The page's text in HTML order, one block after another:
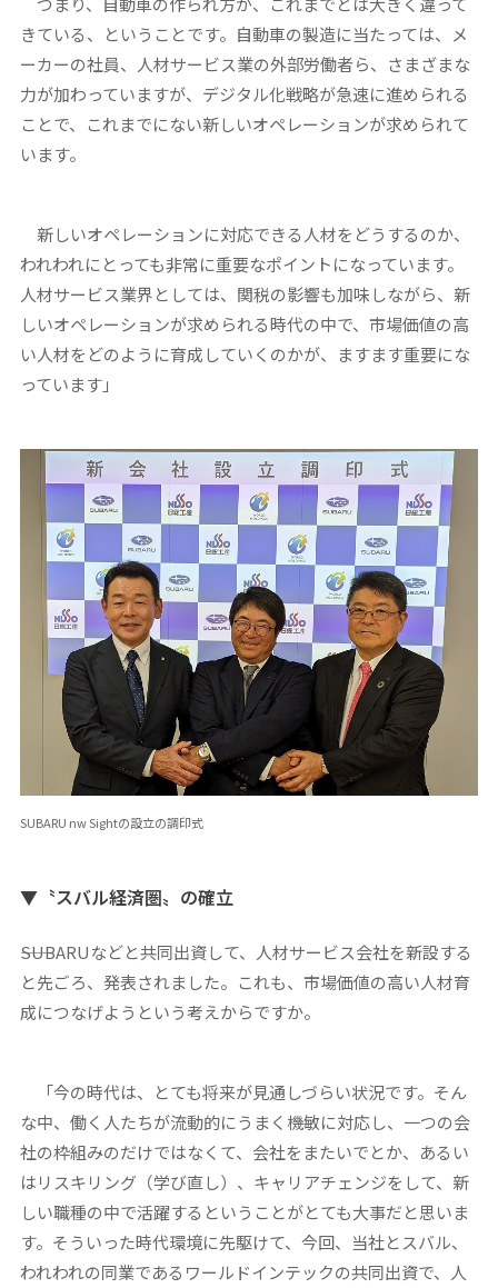
きている、ということです。自動車の製造に当たっては、メ
ーカーの社員、人材サービス業の外部労働者ら、さまざまな
力が加わっていますが、デジタル化戦略が急速に進められる
ことで、これまでにない新しいオペレーションが求められて
います。
新しいオペレーションに対応できる人材をどうするのか、
われわれにとっても非常に重要なポイントになっています。
人材サービス業界としては、関税の影響も加味しながら、新
しいオペレーションが求められる時代の中で、市場価値の高
い人材をどのように育成していくのかが、ますます重要にな
っています」
SUBARU nw Sightの設立の調印式
▼〝スバル経済圏〟の確立
――SUBARUなどと共同出資して、人材サービス会社を新設する
と先ごろ、発表されました。これも、市場価値の高い人材育
成につなげようという考えからですか。
「今の時代は、とても将来が見通しづらい状況です。そん
な中、働く人たちが流動的にうまく機敏に対応し、一つの会
社の枠組みのだけではなくて、会社をまたいでとか、あるい
はリスキリング（学び直し）、キャリアチェンジをして、新
しい職種の中で活躍するということがとても大事だと思いま
す。そういった時代環境に先駆けて、今回、当社とスバル、
われわれの同業であるワールドインテックの共同出資で、人